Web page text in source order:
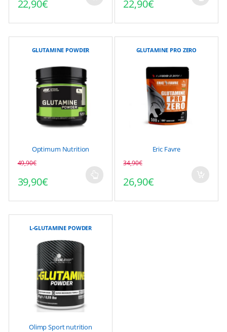
22,90€ 22,90€
a
plusieurs
variations.
options
peuvent
être
choisies
sur
du
GLUTAMINE POWDER
Optimum Nutrition
49,90€
39,90€
a
plusieurs
variations.
Les
options
peuvent
être
choisies
sur
la
GLUTAMINE PRO ZERO
Eric Favre
34,90€
Le prix initial était :
26,90€
Le prix actuel est :
L-GLUTAMINE POWDER
Olimp Sport nutrition